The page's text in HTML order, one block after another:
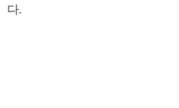
다.